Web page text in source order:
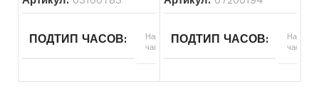
МЕХАНИЗМ ЧАСОВ
ЦВЕТ КОРПУСА Золотой
ТИП РЕМЕШКА Кожаный
ЦВЕТ КОРПУСА Желтый
ОСОБЕННОСТИ ЧАСОВ
ПОДТИП ЧАСОВ
Наручные
часы
ТИП ЧАСОВ
Наручные
ПОДТИП ЧАСОВ
часы
ТИП ЧАСОВ
Наручные или